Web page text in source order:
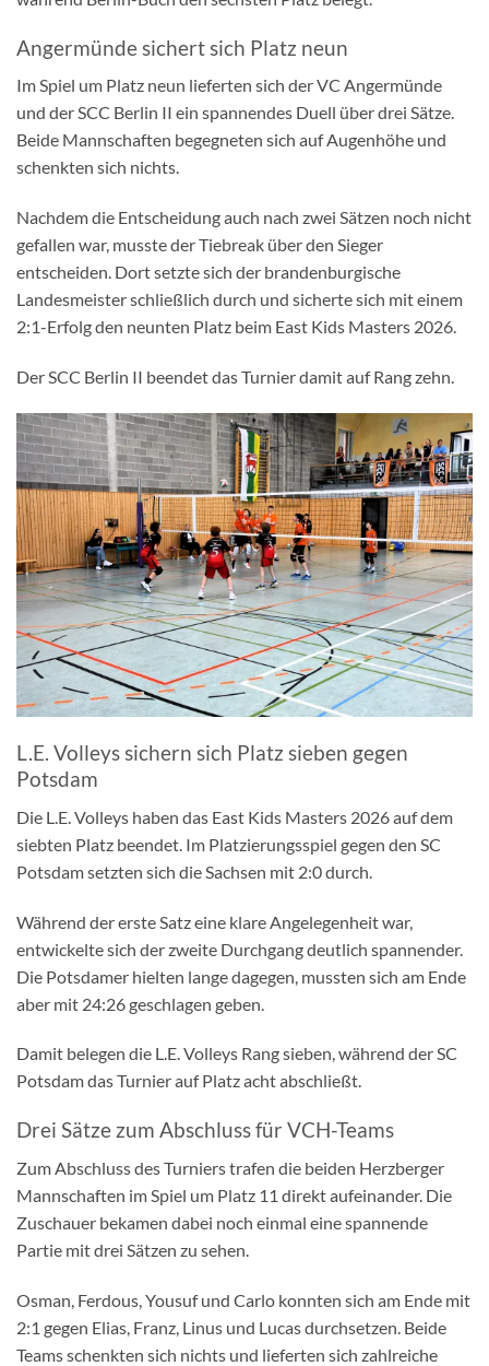
Angermünde sichert sich Platz neun
Im Spiel um Platz neun lieferten sich der VC Angermünde
und der SCC Berlin II ein spannendes Duell über drei Sätze.
Beide Mannschaften begegneten sich auf Augenhöhe und
schenkten sich nichts.
Nachdem die Entscheidung auch nach zwei Sätzen noch nicht
gefallen war, musste der Tiebreak über den Sieger
entscheiden. Dort setzte sich der brandenburgische
Landesmeister schließlich durch und sicherte sich mit einem
2:1-Erfolg den neunten Platz beim East Kids Masters 2026.
Der SCC Berlin II beendet das Turnier damit auf Rang zehn.
L.E. Volleys sichern sich Platz sieben gegen
Potsdam
Die L.E. Volleys haben das East Kids Masters 2026 auf dem
siebten Platz beendet. Im Platzierungsspiel gegen den SC
Potsdam setzten sich die Sachsen mit 2:0 durch.
Während der erste Satz eine klare Angelegenheit war,
entwickelte sich der zweite Durchgang deutlich spannender.
Die Potsdamer hielten lange dagegen, mussten sich am Ende
aber mit 24:26 geschlagen geben.
Damit belegen die L.E. Volleys Rang sieben, während der SC
Potsdam das Turnier auf Platz acht abschließt.
Drei Sätze zum Abschluss für VCH-Teams
Zum Abschluss des Turniers trafen die beiden Herzberger
Mannschaften im Spiel um Platz 11 direkt aufeinander. Die
Zuschauer bekamen dabei noch einmal eine spannende
Partie mit drei Sätzen zu sehen.
Osman, Ferdous, Yousuf und Carlo konnten sich am Ende mit
2:1 gegen Elias, Franz, Linus und Lucas durchsetzen. Beide
Teams schenkten sich nichts und lieferten sich zahlreiche